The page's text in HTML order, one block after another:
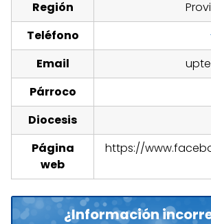
Región
Teléfono
Email
Párroco
Diocesis
Página
web
https://
¿Información